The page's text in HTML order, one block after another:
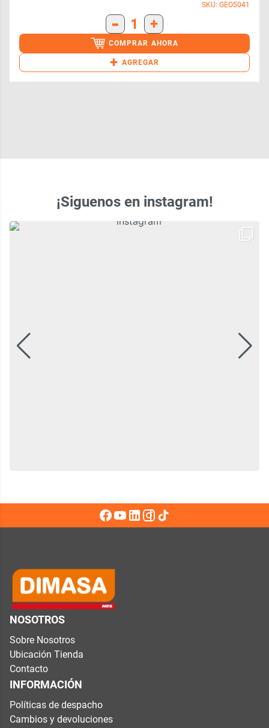
SKU: GEO5041
- 1 +
COMPRAR AHORA
+ AGREGAR
¡Siguenos en instagram!
NOSOTROS
Sobre Nosotros
Ubicación Tienda
Contacto
INFORMACIÓN
Políticas de despacho
Cambios y devoluciones